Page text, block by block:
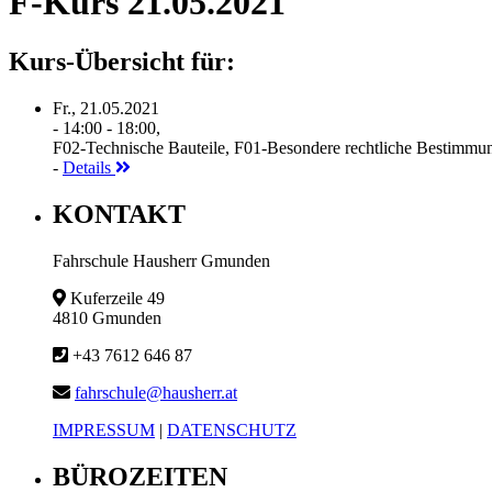
Kurs-Übersicht für:
Fr., 21.05.2021
- 14:00 - 18:00,
F02-Technische Bauteile, F01-Besondere rechtliche
- Details
KONTAKT
Fahrschule Hausherr Gmunden
Kuferzeile 49
4810 Gmunden
+43 7612 646 87
fahrschule@hausherr.at
IMPRESSUM | DATENSCHUTZ
BÜROZEITEN